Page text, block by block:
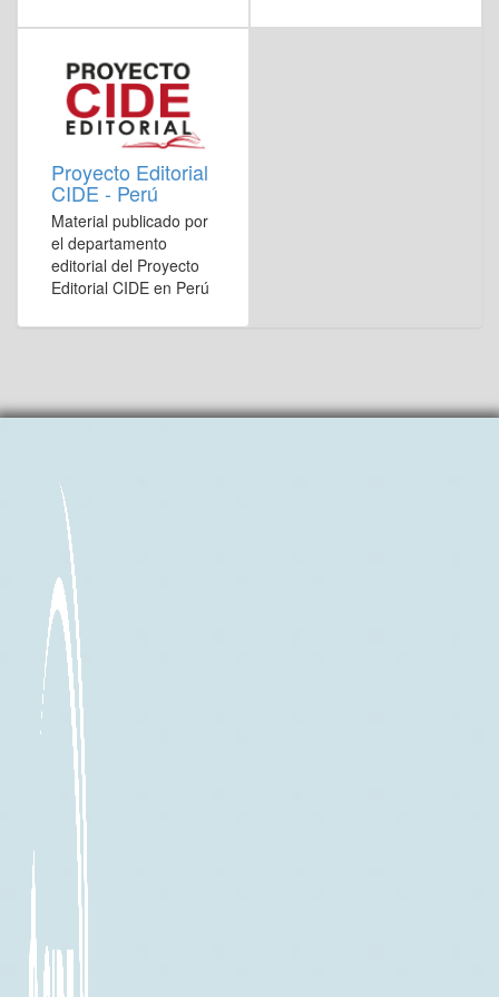
Proyecto Editorial
CIDE - Perú
Material publicado por
el departamento
editorial del Proyecto
Editorial CIDE en Perú